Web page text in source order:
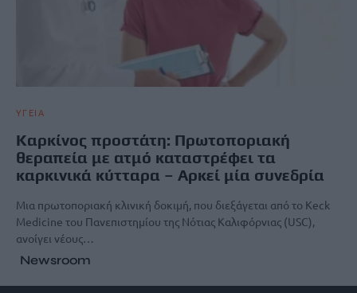
ΥΓΕΙΑ
Καρκίνος προστάτη: Πρωτοποριακή
θεραπεία με ατμό καταστρέφει τα
καρκινικά κύτταρα – Αρκεί μία συνεδρία
Μια πρωτοποριακή κλινική δοκιμή, που διεξάγεται από το Keck
Medicine του Πανεπιστημίου της Νότιας Καλιφόρνιας (USC),
ανοίγει νέους…
Newsroom